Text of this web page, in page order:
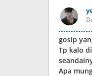
gosip
Tp kalo
Apa